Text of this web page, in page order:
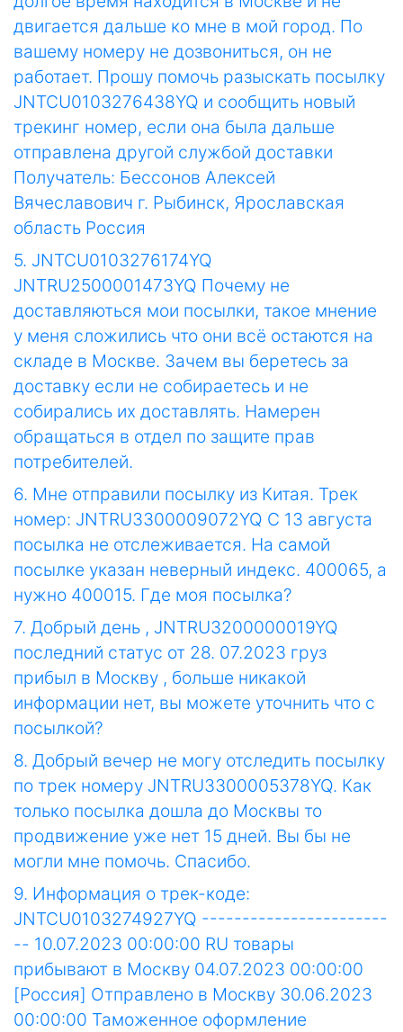
двигается дальше ко мне в мой город. По
вашему номеру не дозвониться, он не
работает. Прошу помочь разыскать посылку
JNTCU0103276438YQ и сообщить новый
трекинг номер, если она была дальше
отправлена другой службой доставки
Получатель: Бессонов Алексей
Вячеславович г. Рыбинск, Ярославская
область Россия
5. JNTCU0103276174YQ
JNTRU2500001473YQ Почему не
доставляються мои посылки, такое мнение
у меня сложились что они всё остаются на
складе в Москве. Зачем вы беретесь за
доставку если не собираетесь и не
собирались их доставлять. Намерен
обращаться в отдел по защите прав
потребителей.
6. Мне отправили посылку из Китая. Трек
номер: JNTRU3300009072YQ С 13 августа
посылка не отслеживается. На самой
посылке указан неверный индекс. 400065, а
нужно 400015. Где моя посылка?
7. Добрый день , JNTRU3200000019YQ
последний статус от 28. 07.2023 груз
прибыл в Москву , больше никакой
информации нет, вы можете уточнить что с
посылкой?
8. Добрый вечер не могу отследить посылку
по трек номеру JNTRU3300005378YQ. Как
только посылка дошла до Москвы то
продвижение уже нет 15 дней. Вы бы не
могли мне помочь. Спасибо.
9. Информация о трек-коде:
JNTCU0103274927YQ -----------------------
-- 10.07.2023 00:00:00 RU товары
прибывают в Москву 04.07.2023 00:00:00
[Россия] Отправлено в Москву 30.06.2023
00:00:00 Таможенное оформление